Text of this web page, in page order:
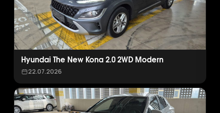
Hyundai The New Kona 2.0 2WD Modern
22.07.2026